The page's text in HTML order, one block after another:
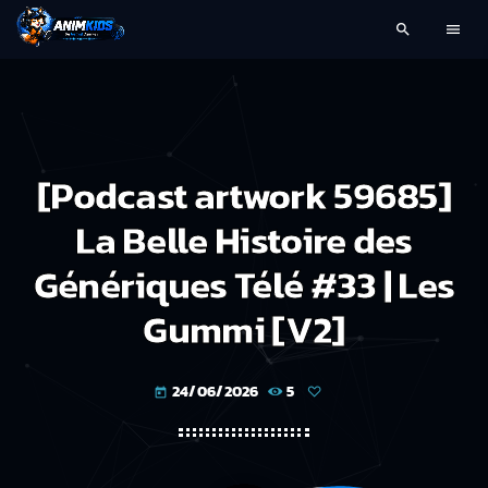
search menu
[Podcast artwork 59685]
La Belle Histoire des
Génériques Télé #33 | Les
Gummi [V2]
today 24/06/2026 5